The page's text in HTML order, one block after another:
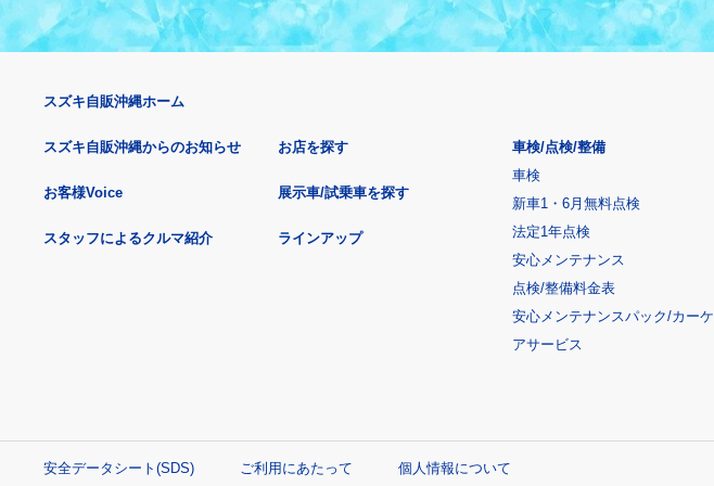
スズキ自販沖縄ホーム
スズキ自販沖縄からのお知らせ
お客様Voice
スタッフによるクルマ紹介
お店を探す
展示車/試乗車を探す
ラインアップ
車検/点検/整備
車検
新車1・6月無料点検
法定1年点検
安心メンテナンス
点検/整備料金表
安心メンテナンスパック/カーケ
アサービス
安全データシート(SDS) ご利用にあたって 個人情報について